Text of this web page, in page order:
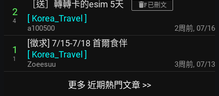
2
4
［送］轉轉卡的esim 5天 已刪文
[ Korea_Travel ]
a100500 2周前, 07/16
1
1
[徵求] 7/15-7/18 首爾食伴
[ Korea_Travel ]
Zoeesuu 3周前, 07/13
更多 近期熱門文章 >>